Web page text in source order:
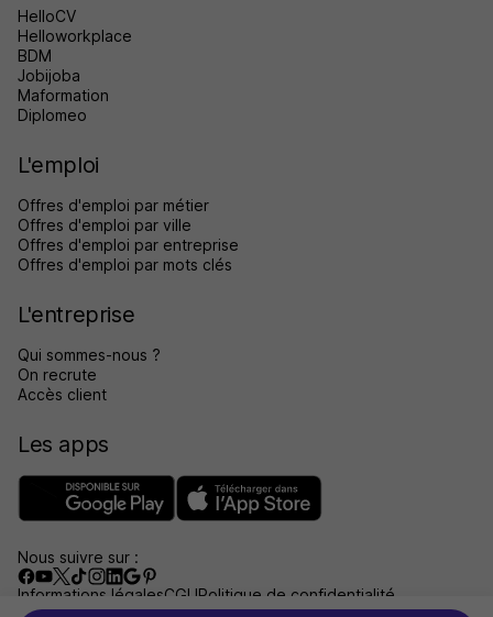
HelloCV
Helloworkplace
BDM
Jobijoba
Maformation
Diplomeo
L'emploi
Offres d'emploi par métier
Offres d'emploi par ville
Offres d'emploi par entreprise
Offres d'emploi par mots clés
L'entreprise
Qui sommes-nous ?
On recrute
Accès client
Les apps
Nous suivre sur :
Informations légalesCGUPolitique de confidentialité